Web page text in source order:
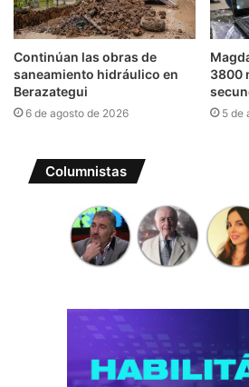
Continúan las obras de
saneamiento hidráulico en
Berazategui
6 de agosto de 2026
3800
5 de
Columnistas